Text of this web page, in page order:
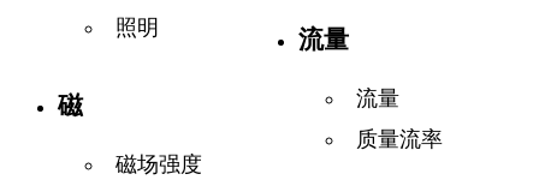
照明
磁
磁场强度
流量
流量
质量流率